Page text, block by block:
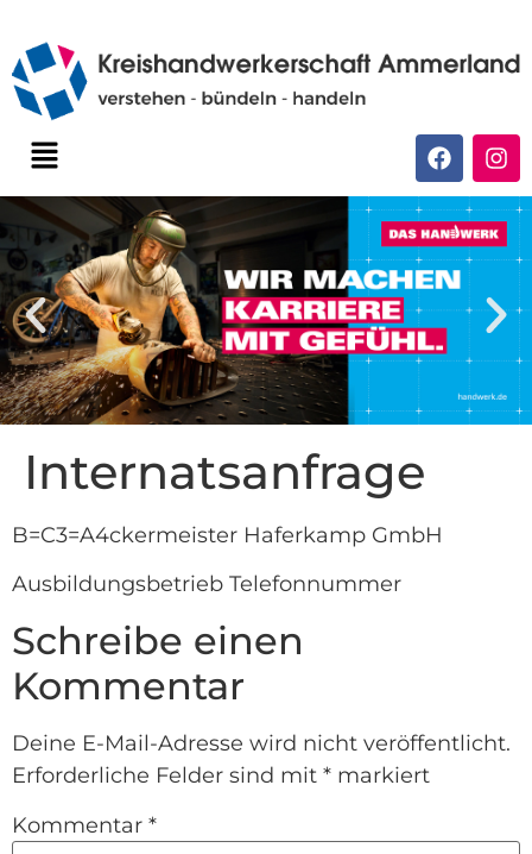
Internatsanfrage
B=C3=A4ckermeister Haferkamp GmbH
Ausbildungsbetrieb Telefonnummer
Schreibe einen
Kommentar
Deine E-Mail-Adresse wird nicht veröffentlicht.
Erforderliche Felder sind mit * markiert
Kommentar *